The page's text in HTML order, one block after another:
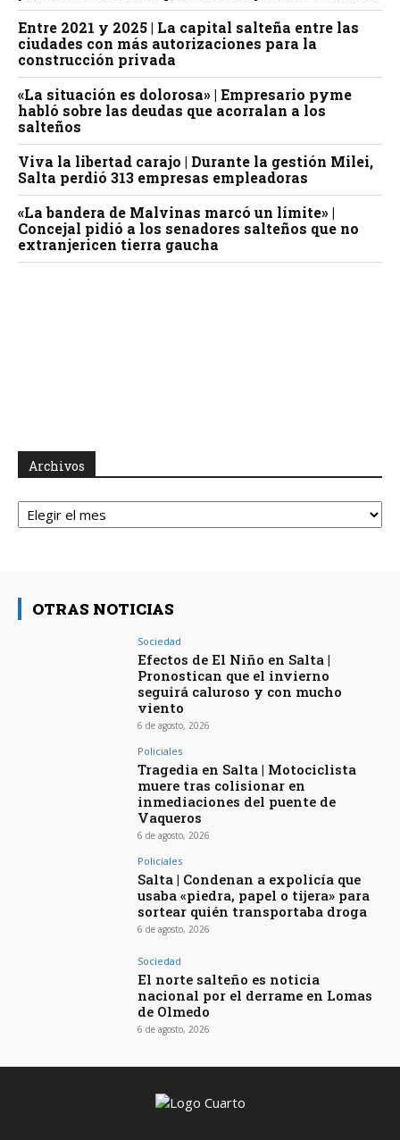
Entre 2021 y 2025 | La capital salteña entre las
ciudades con más autorizaciones para la
construcción privada
«La situación es dolorosa» | Empresario pyme
habló sobre las deudas que acorralan a los
salteños
Viva la libertad carajo | Durante la gestión Milei,
Salta perdió 313 empresas empleadoras
«La bandera de Malvinas marcó un límite» |
Concejal pidió a los senadores salteños que no
extranjericen tierra gaucha
Archivos
Archivos
OTRAS NOTICIAS
Sociedad
Efectos de El Niño en Salta |
Pronostican que el invierno
seguirá caluroso y con mucho
viento
6 de agosto, 2026
Policiales
Tragedia en Salta | Motociclista
muere tras colisionar en
inmediaciones del puente de
Vaqueros
6 de agosto, 2026
Policiales
Salta | Condenan a expolicía que
usaba «piedra, papel o tijera» para
sortear quién transportaba droga
6 de agosto, 2026
Sociedad
El norte salteño es noticia
nacional por el derrame en Lomas
de Olmedo
6 de agosto, 2026